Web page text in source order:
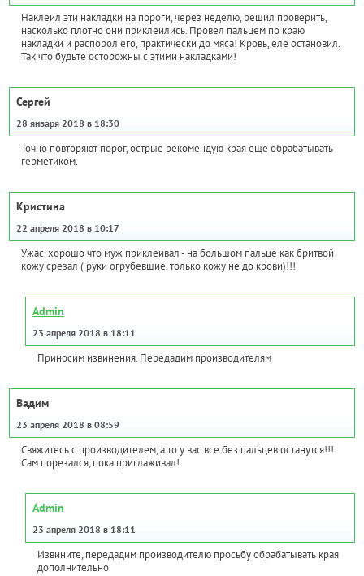
Наклеил эти накладки на пороги, через неделю, решил проверить,
насколько плотно они приклеились. Провел пальцем по краю
накладки и распорол его, практически до мяса! Кровь, еле остановил.
Так что будьте осторожны с этими накладками!
Сергей
28 января 2018 в 18:30
Точно повторяют порог, острые рекомендую края еще обрабатывать
герметиком.
Кристина
22 апреля 2018 в 10:17
Ужас, хорошо что муж приклеивал - на большом пальце как бритвой
кожу срезал ( руки огрубевшие, только кожу не до крови)!!!
Admin
23 апреля 2018 в 18:11
Приносим извинения. Передадим производителям
Вадим
23 апреля 2018 в 08:59
Свяжитесь с производителем, а то у вас все без пальцев останутся!!!
Сам порезался, пока приглаживал!
Admin
23 апреля 2018 в 18:11
Извините, передадим производителю просьбу обрабатывать края
дополнительно